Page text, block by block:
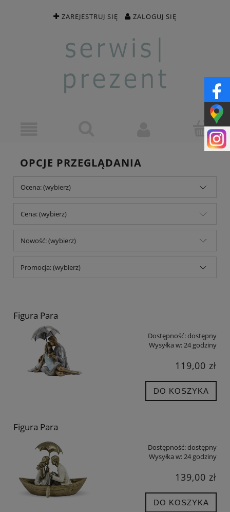
ZAREJESTRUJ SIĘ ZALOGUJ SIĘ
OPCJE PRZEGLĄDANIA
Ocena: (wybierz)
Cena: (wybierz)
Nowość: (wybierz)
Promocja: (wybierz)
Figura Para
Dostępność:dostępny
Wysyłka w:24 godziny
119,00 zł
DO KOSZYKA
Figura Para
Dostępność:dostępny
Wysyłka w:24 godziny
139,00 zł
DO KOSZYKA